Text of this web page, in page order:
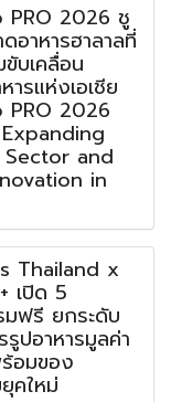
PRO 2026 ชู
อาหารฮาลาลที่
บเคลื่อน
รแห่งเอเชีย
PRO 2026
Sector and
in
Thailand x
เปิด 5
ฟรี ยกระดับ
ปอาหารมูลค่า
อมของ
คใหม่